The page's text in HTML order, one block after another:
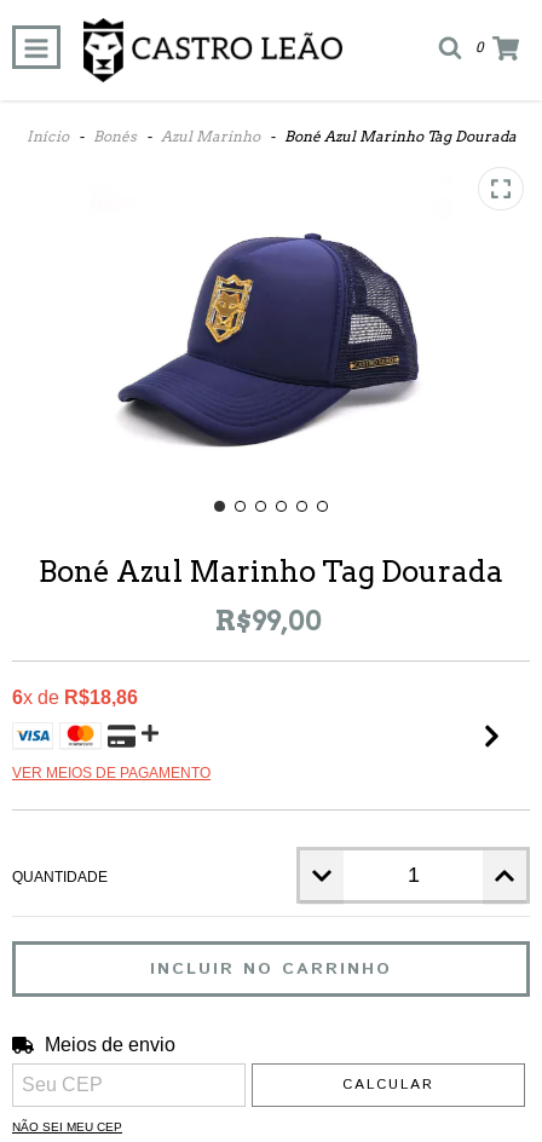
0
Início - Bonés - Azul Marinho - Boné Azul Marinho Tag Dourada
Boné Azul Marinho Tag Dourada
R$99,00
6x de R$18,86
VER MEIOS DE PAGAMENTO
QUANTIDADE
Entregas para o CEP:
Meios de envio
CALCULAR
NÃO SEI MEU CEP